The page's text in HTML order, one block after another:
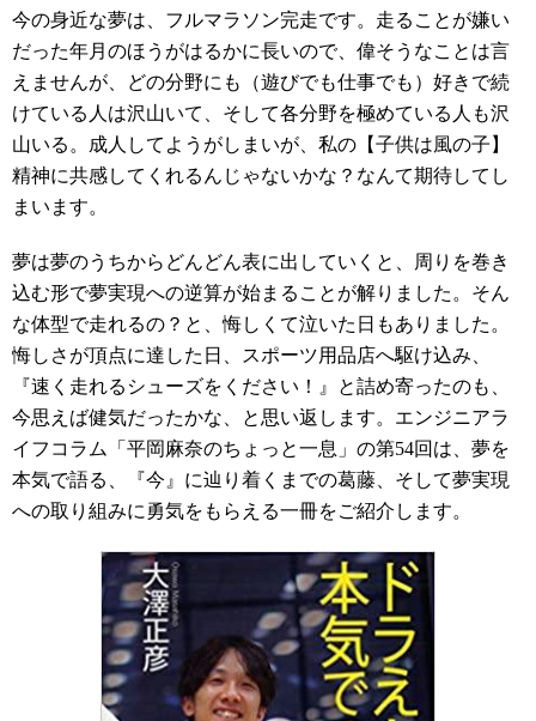
今の身近な夢は、フルマラソン完走です。走ることが嫌い
だった年月のほうがはるかに長いので、偉そうなことは言
えませんが、どの分野にも（遊びでも仕事でも）好きで続
けている人は沢山いて、そして各分野を極めている人も沢
山いる。成人してようがしまいが、私の【子供は風の子】
精神に共感してくれるんじゃないかな？なんて期待してし
まいます。
夢は夢のうちからどんどん表に出していくと、周りを巻き
込む形で夢実現への逆算が始まることが解りました。そん
な体型で走れるの？と、悔しくて泣いた日もありました。
悔しさが頂点に達した日、スポーツ用品店へ駆け込み、
『速く走れるシューズをください！』と詰め寄ったのも、
今思えば健気だったかな、と思い返します。エンジニアラ
イフコラム「平岡麻奈のちょっと一息」の第54回は、夢を
本気で語る、『今』に辿り着くまでの葛藤、そして夢実現
への取り組みに勇気をもらえる一冊をご紹介します。